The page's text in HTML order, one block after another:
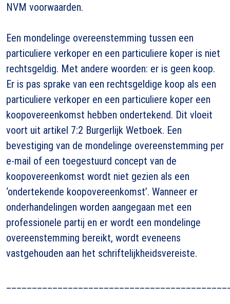
NVM voorwaarden.
Een mondelinge overeenstemming tussen een
particuliere verkoper en een particuliere koper is niet
rechtsgeldig. Met andere woorden: er is geen koop.
Er is pas sprake van een rechtsgeldige koop als een
particuliere verkoper en een particuliere koper een
koopovereenkomst hebben ondertekend. Dit vloeit
voort uit artikel 7:2 Burgerlijk Wetboek. Een
bevestiging van de mondelinge overeenstemming per
e-mail of een toegestuurd concept van de
koopovereenkomst wordt niet gezien als een
‘ondertekende koopovereenkomst’. Wanneer er
onderhandelingen worden aangegaan met een
professionele partij en er wordt een mondelinge
overeenstemming bereikt, wordt eveneens
vastgehouden aan het schriftelijkheidsvereiste.